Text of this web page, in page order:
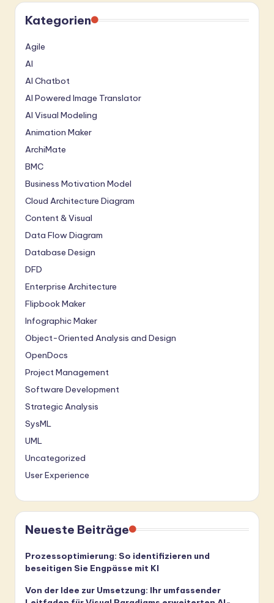
Kategorien
Agile
AI
AI Chatbot
AI Powered Image Translator
AI Visual Modeling
Animation Maker
ArchiMate
BMC
Business Motivation Model
Cloud Architecture Diagram
Content & Visual
Data Flow Diagram
Database Design
DFD
Enterprise Architecture
Flipbook Maker
Infographic Maker
Object-Oriented Analysis and Design
OpenDocs
Project Management
Software Development
Strategic Analysis
SysML
UML
Uncategorized
User Experience
Neueste Beiträge
Prozessoptimierung: So identifizieren und
beseitigen Sie Engpässe mit KI
Von der Idee zur Umsetzung: Ihr umfassender